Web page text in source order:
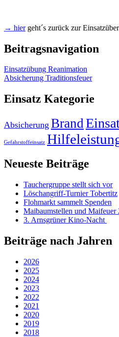
→ hiergeht´s zurück zur
Beitragsnavigation
Einsatzübung Reanimation
Absicherung Traditionsfeuer
Einsatz Kategorie
Absicherung Brand
Gefahrstoffeinsatz
Neueste Beiträge
Tauchergruppe stellt sich vor
Löschangriff-Turnier Tobertitz
Flohmarkt sammelt Spenden
Maibaumstellen und Maifeuer
3. Arnsgrüner Kino-Nacht
Beiträge nach Jahren
2026
2025
2024
2023
2022
2021
2020
2019
2018